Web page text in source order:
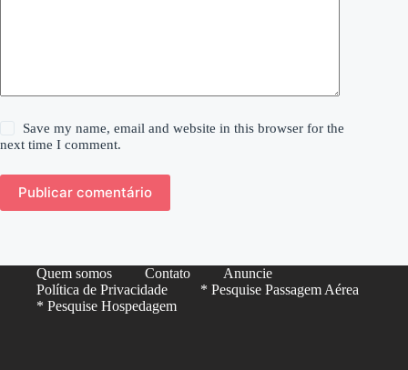
Save my name, email and website in this browser for the
next time I comment.
Publicar comentário
Quem somos Contato
Anuncie
Política de Privacidade
* Pesquise Passagem Aérea
* Pesquise Hospedagem